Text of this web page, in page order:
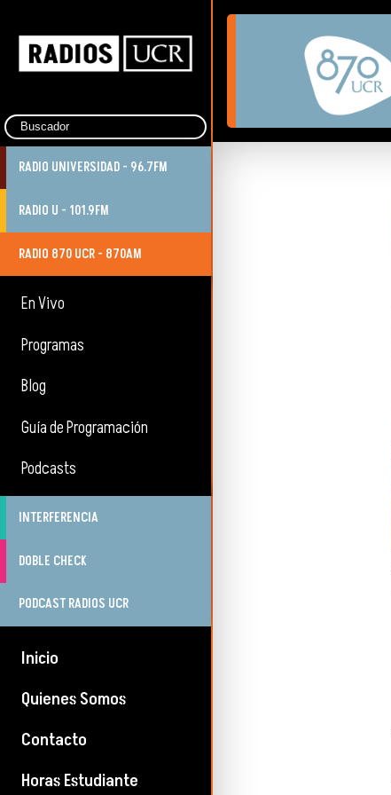
RADIO UNIVERSIDAD - 96.7FM
RADIO U - 101.9FM
RADIO 870 UCR - 870AM
En Vivo
Programas
Blog
Guía de Programación
Podcasts
INTERFERENCIA
DOBLE CHECK
PODCAST RADIOS UCR
Inicio
Quienes Somos
Contacto
Horas Estudiante